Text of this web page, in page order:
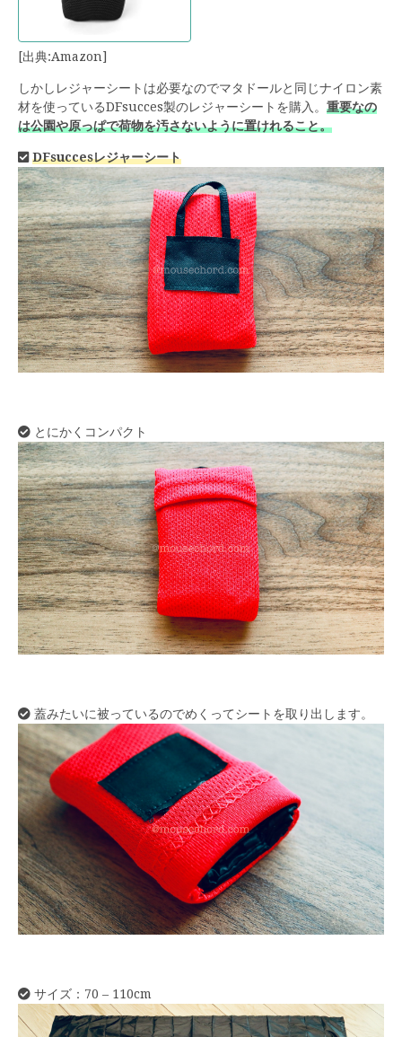
[出典:Amazon]
しかしレジャーシートは必要なのでマタドールと同じナイロン素
材を使っているDFsucces製のレジャーシートを購入。 重要なの
は公園や原っぱで荷物を汚さないように置けれること。
DFsuccesレジャーシート
とにかくコンパクト
蓋みたいに被っているのでめくってシートを取り出します。
サイズ：70 – 110cm